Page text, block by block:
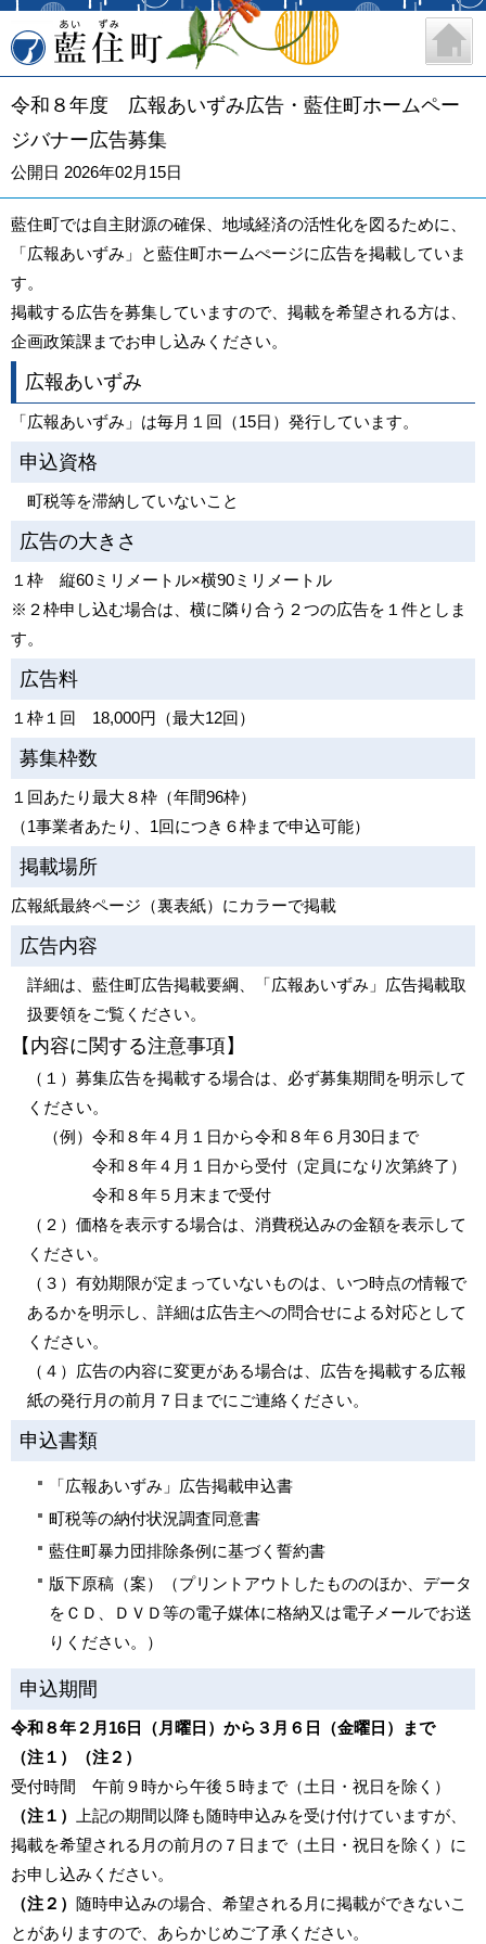
藍住町
令和８年度 広報あいずみ広告・藍住町ホームペー
ジバナー広告募集
公開日 2026年02月15日
藍住町では自主財源の確保、地域経済の活性化を図るために、
「広報あいずみ」と藍住町ホームぺージに広告を掲載していま
す。
掲載する広告を募集していますので、掲載を希望される方は、
企画政策課までお申し込みください。
広報あいずみ
「広報あいずみ」は毎月１回（15日）発行しています。
申込資格
町税等を滞納していないこと
広告の大きさ
１枠 縦60ミリメートル×横90ミリメートル
※２枠申し込む場合は、横に隣り合う２つの広告を１件としま
す。
広告料
１枠１回 18,000円（最大12回）
募集枠数
１回あたり最大８枠（年間96枠）
（1事業者あたり、1回につき６枠まで申込可能）
掲載場所
広報紙最終ページ（裏表紙）にカラーで掲載
広告内容
詳細は、藍住町広告掲載要綱、「広報あいずみ」広告掲載取
扱要領をご覧ください。
【内容に関する注意事項】
（１）募集広告を掲載する場合は、必ず募集期間を明示して
ください。
（例）令和８年４月１日から令和８年６月30日まで
令和８年４月１日から受付（定員になり次第終了）
令和８年５月末まで受付
（２）価格を表示する場合は、消費税込みの金額を表示して
ください。
（３）有効期限が定まっていないものは、いつ時点の情報で
あるかを明示し、詳細は広告主への問合せによる対応として
ください。
（４）広告の内容に変更がある場合は、広告を掲載する広報
紙の発行月の前月７日までにご連絡ください。
申込書類
「広報あいずみ」広告掲載申込書
町税等の納付状況調査同意書
藍住町暴力団排除条例に基づく誓約書
版下原稿（案）（プリントアウトしたもののほか、データ
をＣＤ、ＤＶＤ等の電子媒体に格納又は電子メールでお送
りください。）
申込期間
令和８年２月16日（月曜日）から３月６日（金曜日）まで
（注１）（注２）
受付時間 午前９時から午後５時まで（土日・祝日を除く）
（注１）
上記の期間以降も随時申込みを受け付けていますが、
掲載を希望される月の前月の７日まで（土日・祝日を除く）に
お申し込みください。
（注２） 随時申込みの場合、希望される月に掲載ができないこ
とがありますので、あらかじめご了承ください。